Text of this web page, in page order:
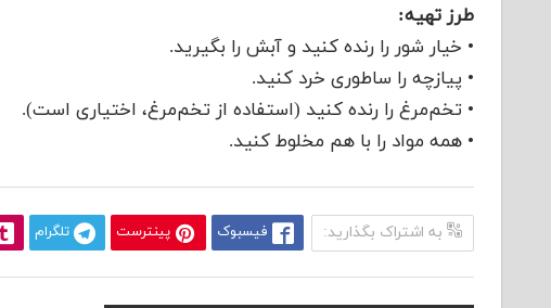
طرز تهیه:
• خیار شور را رنده كنید و آبش را بگیرید.
• پیازچه را ساطوری خرد كنید.
• تخم‌مرغ را رنده كنید (استفاده از تخم‌مرغ، اختیاری است).
• همه مواد را با هم مخلوط كنید.
به اشتراک بگذارید: فیسبوک پینترست تلگرام